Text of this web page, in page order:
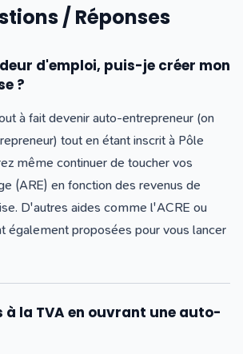
/ Réponses
d'emploi, puis-je créer mon
?
à fait devenir auto-entrepreneur (on
tout en étant inscrit à Pôle
même continuer de toucher vos
(ARE) en fonction des revenus de
D'autres aides comme l'ACRE ou
également proposées pour vous lancer
à la TVA en ouvrant une auto-